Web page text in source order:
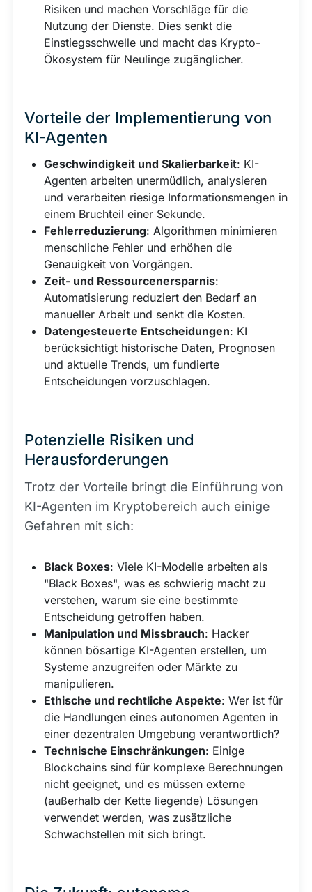
Risiken und machen Vorschläge für die
Nutzung der Dienste. Dies senkt die
Einstiegsschwelle und macht das Krypto-
Ökosystem für Neulinge zugänglicher.
Vorteile der Implementierung von
KI-Agenten
Geschwindigkeit und Skalierbarkeit: KI-
Agenten arbeiten unermüdlich, analysieren
und verarbeiten riesige Informationsmengen in
einem Bruchteil einer Sekunde.
Fehlerreduzierung: Algorithmen minimieren
menschliche Fehler und erhöhen die
Genauigkeit von Vorgängen.
Zeit- und Ressourcenersparnis:
Automatisierung reduziert den Bedarf an
manueller Arbeit und senkt die Kosten.
Datengesteuerte Entscheidungen: KI
berücksichtigt historische Daten, Prognosen
und aktuelle Trends, um fundierte
Entscheidungen vorzuschlagen.
Potenzielle Risiken und
Herausforderungen
Trotz der Vorteile bringt die Einführung von
KI-Agenten im Kryptobereich auch einige
Gefahren mit sich:
Black Boxes: Viele KI-Modelle arbeiten als
"Black Boxes", was es schwierig macht zu
verstehen, warum sie eine bestimmte
Entscheidung getroffen haben.
Manipulation und Missbrauch: Hacker
können bösartige KI-Agenten erstellen, um
Systeme anzugreifen oder Märkte zu
manipulieren.
Ethische und rechtliche Aspekte: Wer ist für
die Handlungen eines autonomen Agenten in
einer dezentralen Umgebung verantwortlich?
Technische Einschränkungen: Einige
Blockchains sind für komplexe Berechnungen
nicht geeignet, und es müssen externe
(außerhalb der Kette liegende) Lösungen
verwendet werden, was zusätzliche
Schwachstellen mit sich bringt.